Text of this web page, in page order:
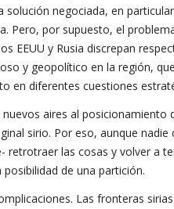
solución negociada, en
Pero, por supuesto, el
EEUU y Rusia discrepan
y geopolítico en la región,
en diferentes cuestiones
aires al posicionamiento
sirio. Por eso, aunque nadie
retrotraer las cosas y volver a
de una partición.
Las fronteras